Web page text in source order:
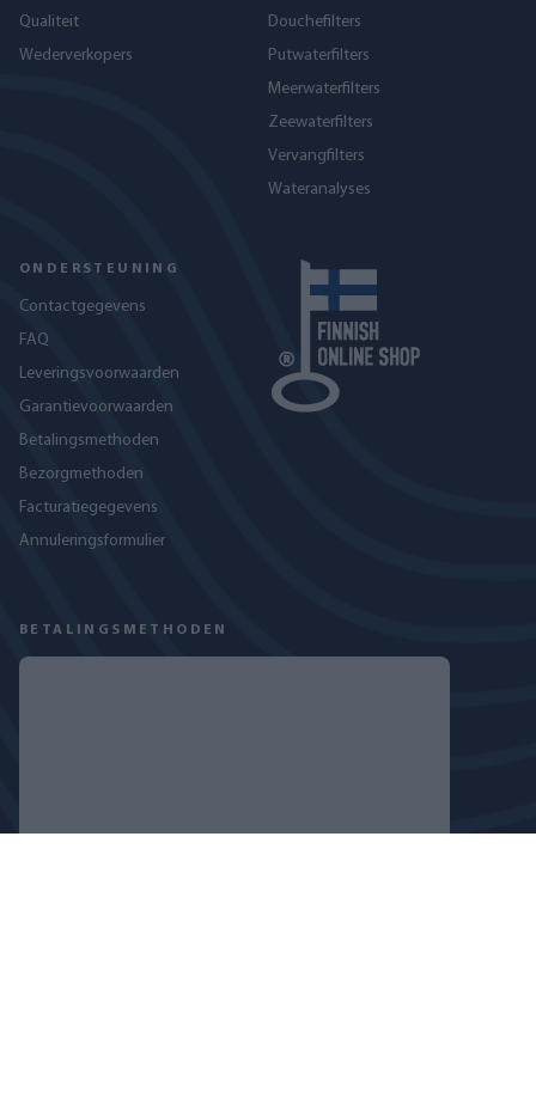
Qualiteit
Wederverkopers
Douchefilters
Putwaterfilters
Meerwaterfilters
Zeewaterfilters
Vervangfilters
Wateranalyses
ONDERSTEUNING
Contactgegevens
FAQ
Leveringsvoorwaarden
Garantievoorwaarden
Betalingsmethoden
Bezorgmethoden
Facturatiegegevens
Annuleringsformulier
BETALINGSMETHODEN